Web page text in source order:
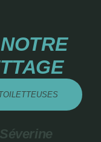
Séverine